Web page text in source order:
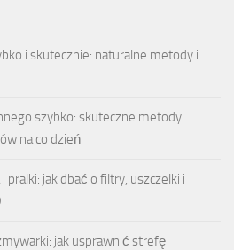
i skutecznie: naturalne metody i
szybko: skuteczne metody
na co dzień
pralki: jak dbać o filtry, uszczelki i
jak usprawnić strefę